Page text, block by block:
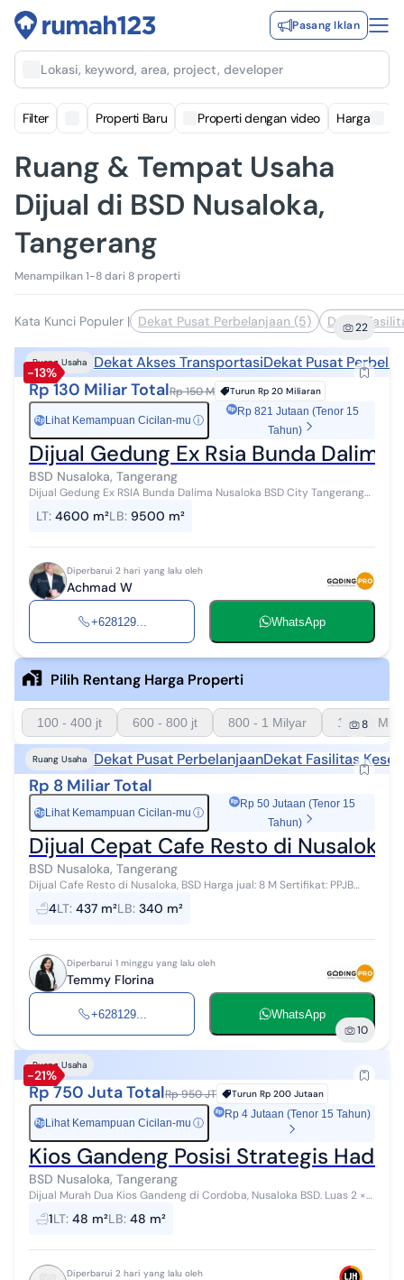
Pasang Iklan
Lokasi, keyword, area, project, developer
Filter Properti Baru Properti dengan video Harga
Ruang & Tempat Usaha
Dijual di BSD Nusaloka,
Tangerang
Menampilkan 1-8 dari 8 properti
Kata Kunci Populer | Dekat Pusat Perbelanjaan (5) Dekat22
-13%
Ruang Usaha Dekat Akses TransportasiDekat Pusat
Rp 130 Miliar TotalRp 150 M Turun Rp 20 Miliaran
Rp Lihat Kemampuan Cicilan-mu ⓘ
Rp 821 Jutaan (Tenor 15
Tahun)
Dijual Gedung Ex Rsia Bunda
BSD Nusaloka, Tangerang
Dijual Gedung Ex RSIA Bunda Dalima Nusaloka BSD City Tangerang
Selatan Luas Tan...
LT: 4600 m²LB: 9500 m²
Diperbarui 2 hari yang lalu oleh
Achmad W
+628129... WhatsApp
Pilih Rentang Harga Properti
100 - 400 jt 600 - 800 jt 800 - 1 Milyar 1 - 1.5
8
Ruang Usaha Dekat Pusat PerbelanjaanDekat Fasilitas
Rp 8 Miliar Total
Rp Lihat Kemampuan Cicilan-mu ⓘ
Rp 50 Jutaan (Tenor 15
Tahun)
Dijual Cepat Cafe Resto di Nusaloka,
BSD Nusaloka, Tangerang
Dijual Cafe Resto di Nusaloka, BSD Harga jual: 8 M Sertifikat: PPJB
Tahun dibangun: 2023 Kondisi Bagus sekali Luas tanah: 437 m2 Luas
bangunan: 34...
4LT: 437 m²LB: 340 m²
Diperbarui 1 minggu yang lalu oleh
Temmy Florina
+628129... WhatsApp
10
-21%
Ruang Usaha
Rp 750 Juta TotalRp 950 JT Turun Rp 200 Jutaan
Rp Lihat Kemampuan Cicilan-mu ⓘ
Rp 4 Jutaan (Tenor 15 Tahun)
Kios Gandeng Posisi Strategis
BSD Nusaloka, Tangerang
Dijual Murah Dua Kios Gandeng di Cordoba, Nusaloka BSD. Luas 2 ×
(4×6) = 48 Legalitas PPJB Hadap Barat ( Jalan Raya ) Air PAM Listrik
2200 Wat...
1LT: 48 m²LB: 48 m²
Diperbarui 2 hari yang lalu oleh